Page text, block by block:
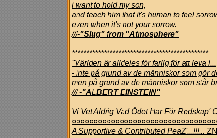
i want to hold my son,
and teach him that it's human to feel
even when it's not your sorrow.
///-"Slug" from "Atmosphere"
***********************************************
"Världen är alldeles för farlig för att leva i...
- inte på grund av de människor som gör
men på grund av de människor som står
///-"ALBERT EINSTEIN"
Vi Vet Aldrig Vad Ödet Har För Redskap'
A Supportive & Contributed PeaZ'...!!!...